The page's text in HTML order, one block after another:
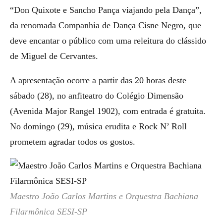
“Don Quixote e Sancho Pança viajando pela Dança”,
da renomada Companhia de Dança Cisne Negro, que
deve encantar o público com uma releitura do clássido
de Miguel de Cervantes.
A apresentação ocorre a partir das 20 horas deste
sábado (28), no anfiteatro do Colégio Dimensão
(Avenida Major Rangel 1902), com entrada é gratuita.
No domingo (29), música erudita e Rock N’ Roll
prometem agradar todos os gostos.
Maestro João Carlos Martins e Orquestra Bachiana
Filarmônica SESI-SP